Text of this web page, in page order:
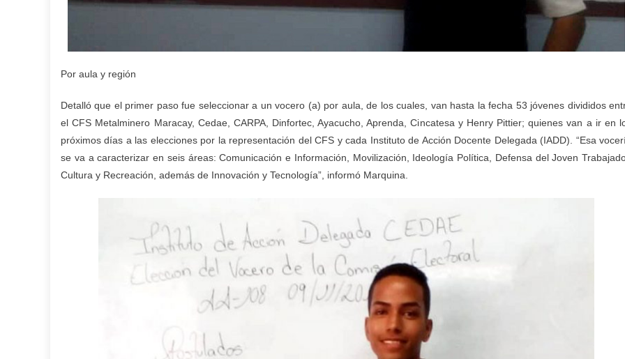
Por aula y región
Detalló que el primer paso fue seleccionar a un vocero (a) por aula, de los cuales, van hasta la fecha 53 jóvenes divididos
el CFS Metalminero Maracay, Cedae, CARPA, Dinfortec, Ayacucho, Aprenda, Cincatesa y Henry Pittier; quienes van a ir en
próximos días a las elecciones por la representación del CFS y cada Instituto de Acción Docente Delegada (IADD). “Esa
se va a caracterizar en seis áreas: Comunicación e Información, Movilización, Ideología Política, Defensa del Joven
Cultura y Recreación, además de Innovación y Tecnología”, informó Marquina.